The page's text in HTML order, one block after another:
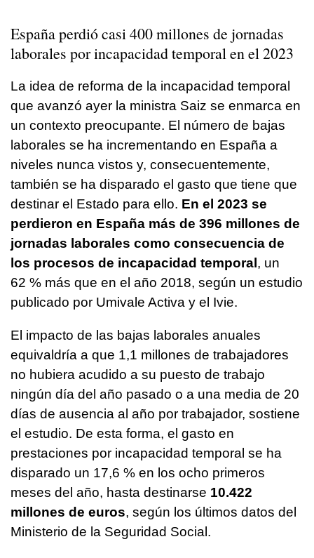
España perdió casi 400 millones de jornadas
laborales por incapacidad temporal en el 2023
La idea de reforma de la incapacidad temporal
que avanzó ayer la ministra Saiz se enmarca en
un contexto preocupante. El número de bajas
laborales se ha incrementando en España a
niveles nunca vistos y, consecuentemente,
también se ha disparado el gasto que tiene que
destinar el Estado para ello. En el 2023 se
perdieron en España más de 396 millones de
jornadas laborales como consecuencia de
los procesos de incapacidad temporal, un
62 % más que en el año 2018, según un estudio
publicado por Umivale Activa y el Ivie.
El impacto de las bajas laborales anuales
equivaldría a que 1,1 millones de trabajadores
no hubiera acudido a su puesto de trabajo
ningún día del año pasado o a una media de 20
días de ausencia al año por trabajador, sostiene
el estudio. De esta forma, el gasto en
prestaciones por incapacidad temporal se ha
disparado un 17,6 % en los ocho primeros
meses del año, hasta destinarse 10.422
millones de euros, según los últimos datos del
Ministerio de la Seguridad Social.